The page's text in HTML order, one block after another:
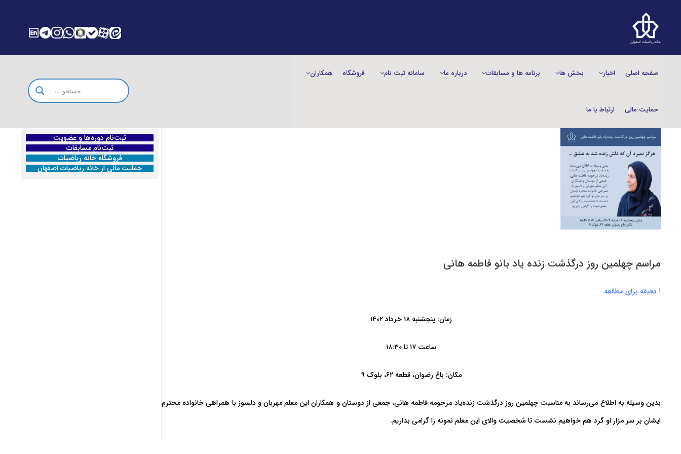
صفحه اصلی اخبار بخش‌ ها برنامه ها و مسابقات درباره ما سامانه ثبت نام فروشگاه همکاران
حمایت مالی ارتباط با ما
مراسم چهلمین روز درگذشت زنده یاد بانو فاطمه هانی
۱ دقیقه برای مطالعه
زمان: پنجشنبه ۱۸ خرداد ۱۴۰۲
ساعت ۱۷ تا ۱۸:۳۰
مکان: باغ رضوان، قطعه ۶۲، بلوک ۹
بدین وسیله به اطلاع می‌رساند به مناسبت چهلمین روز درگذشت زنده‌یاد مرحومه فاطمه هانی، جمعی از دوستان و همکاران این معلم مهربان و دلسوز با همراهی خانواده محترم
ایشان بر سر مزار او گرد هم خواهیم نشست تا شخصیت والای این معلم نمونه را گرامی بداریم.
ثبت‌نام دوره‌ها و عضویت
ثبت‌نام مسابقات
فروشگاه خانه ریاضیات
حمایت مالی از خانه ریاضیات اصفهان